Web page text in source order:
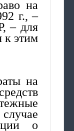
на
г., –
– для
к этим
на
о